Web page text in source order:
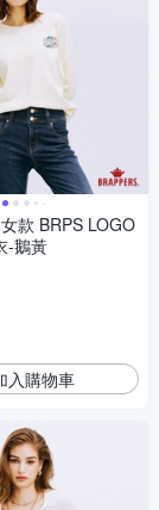
款 BRPS LOGO
-鵝黃
入購物車